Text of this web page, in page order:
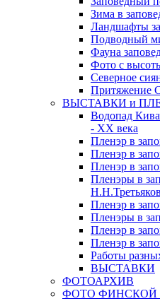
Зима в
Ландшафты
Подводный
Фауна
Фото с
Северное
Притяжение
ВЫСТАВКИ и
Водопад
- XX века
Пленэр в
Пленэр в
Пленэр в
Пленэры в
Н.Н.Третьяков
Пленэр в
Пленэры в
Пленэр в
Пленэр в
Работы
ВЫСТАВКИ
ФОТОАРХИВ
ФОТО ФИНСКОЙ